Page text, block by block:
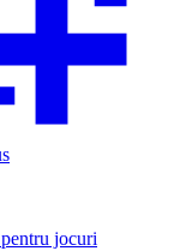
jocuri